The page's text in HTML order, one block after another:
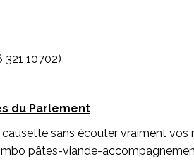
10702)
du Parlement
sans écouter vraiment vos
pâtes-viande-